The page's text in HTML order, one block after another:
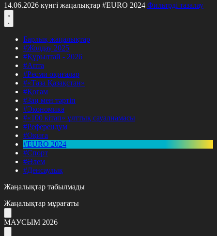
14.06.2026 күнгі жаңалықтар #EURO 2024 Фильтрді тазалау
Барлық жаңалықтар
#Жолдау 2025
#Құрылтай - 2026
#Апта
#Ресми оқиғалар
#«Таза Қазақстан»
#Қоғам
#Заң мен тәртіп
#Экономика
#«100 кітап» ұлттық сауалнамасы
#Референдум
#Оқиға
#EURO 2024
#Спорт
#Әлем
#Денсаулық
Жаңалықтар табылмады
Жаңалықтар мұрағаты
МАУСЫМ 2026